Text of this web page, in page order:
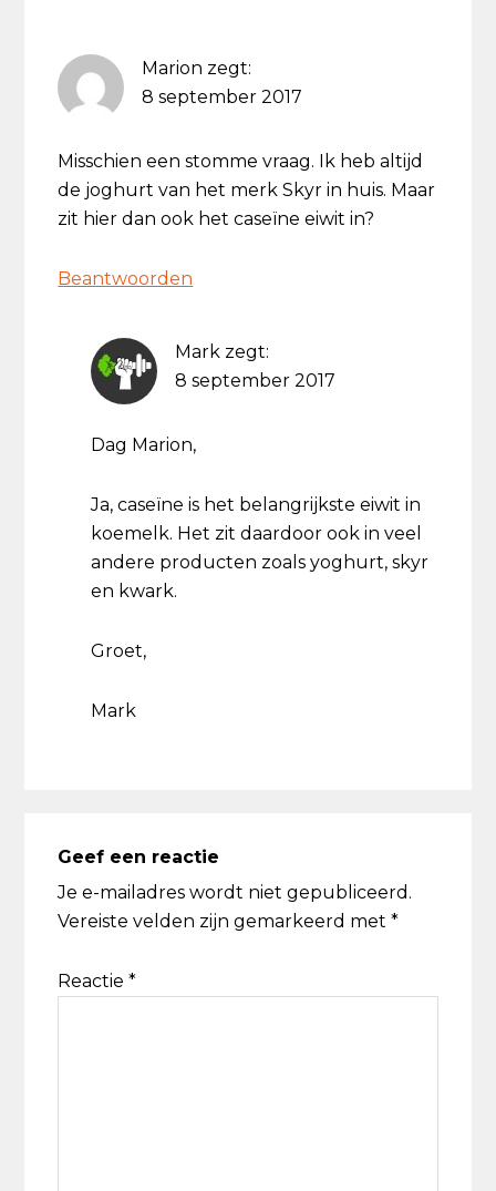
Marion zegt:
8 september 2017
Misschien een stomme vraag. Ik heb altijd
de joghurt van het merk Skyr in huis. Maar
zit hier dan ook het caseïne eiwit in?
Beantwoorden
Mark zegt:
8 september 2017
Dag Marion,
Ja, caseïne is het belangrijkste eiwit in
koemelk. Het zit daardoor ook in veel
andere producten zoals yoghurt, skyr
en kwark.
Groet,
Mark
Geef een reactie
Je e-mailadres wordt niet gepubliceerd.
Vereiste velden zijn gemarkeerd met*
Reactie*